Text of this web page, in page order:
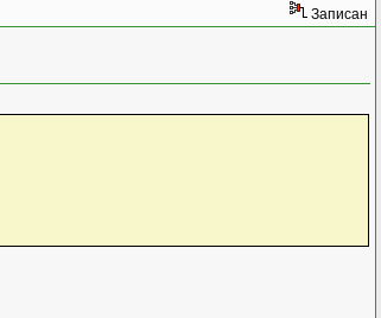
Записан